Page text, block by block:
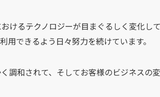
けるテクノロジーが目まぐるしく変化し
できるよう日々努力を続けています。
調和されて、そしてお客様のビジネスの